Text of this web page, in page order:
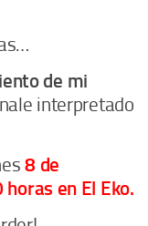
de mi
interpretado
8 de
en El Eko.